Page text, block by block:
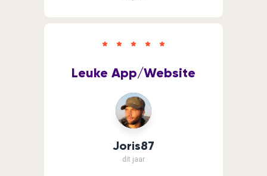
Joris87
dit jaar
Leuke App/Website